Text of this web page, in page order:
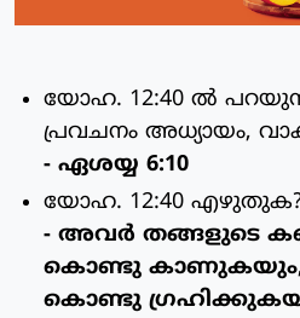
യോഹ. 12:40 ല്‍
പ്രവചനം അധ്യായം,
- ഏശയ്യ 6:10
യോഹ. 12:40
- അവര്‍ തങ്ങളുടെ
കൊണ്ടു
കൊണ്ടു